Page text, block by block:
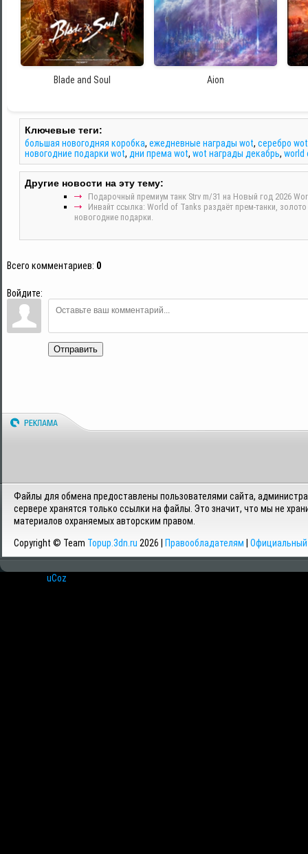
Blade and Soul Aion
Ключевые теги:
большая новогодняя коробка, ежедневные награды wot, серебро wot
новогодние подарки wot, дни према wot, wot награды декабрь, world
Другие новости на эту тему:
Подарочный премиум танк Strv m/31 на Новый год 2026
Инвайт ссылка: World of Tanks раздаёт прем-танки,
новогодние подарки.
Всего комментариев: 0
Войдите:
Отправить
Файлы для обмена предоставлены пользователями сайта,
сервере хранятся только ссылки на файлы. Это значит, что мы не
материалов охраняемых авторским правом.
Copyright © Team Topup.3dn.ru 2026 | Правообладателям Официальный
uCoz